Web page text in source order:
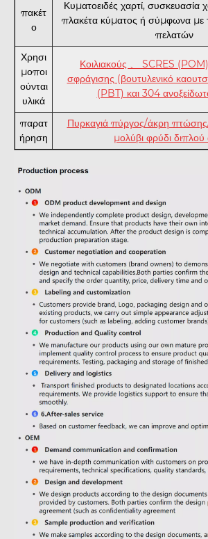
πακέτ
ο
Κυματοειδές χαρτί, συσκευασία
πλακέτα κύματος ή σύμφωνα με
πελατών
Χρησι
μοποι
ούνται
υλικά
Κοιλιακούς 、 SCRES
σφράγισης (βουτυλενικό
(PBT) και 304
παρατ
ήρηση
Πυρκαγιά πύργος/άκρη πτώσης/
μολύβι φρύδι